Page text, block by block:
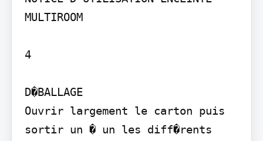
MULTIROOM
4
D�BALLAGE
Ouvrir largement le carton puis
sortir un � un les diff�rents